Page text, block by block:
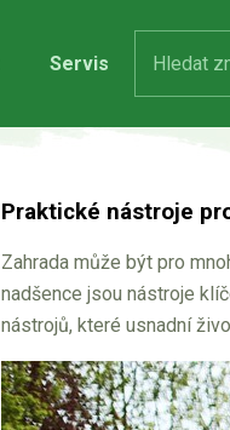
Servis
Praktické nástroje
Zahrada může být pro
nadšence jsou nástroje
nástrojů, které usnadní